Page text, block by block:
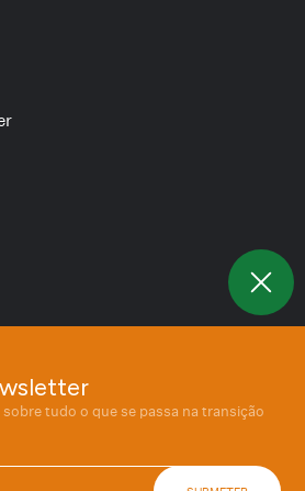
tudo o que se passa na transição